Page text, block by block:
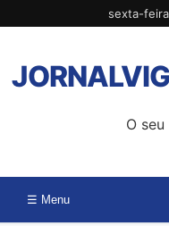
para
conteúdo
sexta-
O
☰ Menu